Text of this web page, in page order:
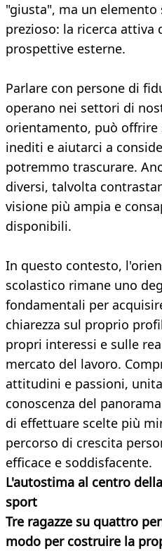
"giusta", ma un
prezioso: la ricerca attiva
prospettive esterne.
Parlare con persone di
operano nei settori di
orientamento, può
inediti e aiutarci a
potremmo trascurare.
diversi, talvolta
visione più ampia e
disponibili.
In questo contesto,
scolastico rimane uno
fondamentali per
chiarezza sul proprio
propri interessi e sulle
mercato del lavoro.
attitudini e passioni,
conoscenza del
di effettuare scelte più
percorso di crescita
efficace e soddisfacente.
L'autostima al centro
sport
Tre ragazze su quattro
modo per costruire la